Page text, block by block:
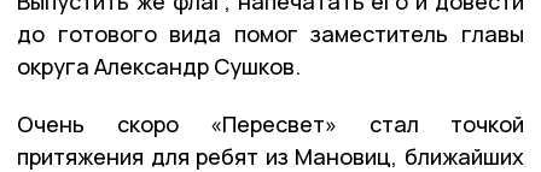
до готового вида помог заместитель главы
округа Александр Сушков.
Очень скоро «Пересвет» стал точкой
притяжения для ребят из Мановиц, ближайших